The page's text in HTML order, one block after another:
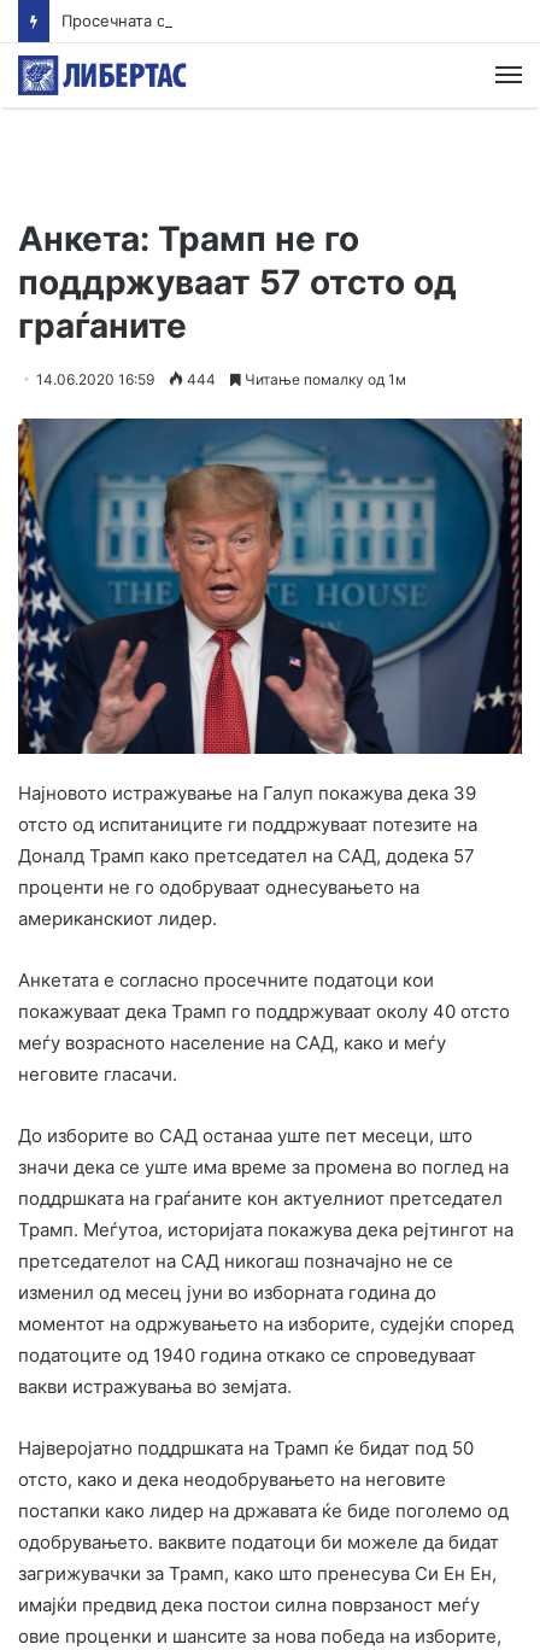
Анкета: Трамп не го
поддржуваат 57 отсто од
граѓаните
14.06.2020 16:59 444 Читање помалку од 1м
Најновото истражување на Галуп покажува дека 39
отсто од испитаниците ги поддржуваат потезите на
Доналд Трамп како претседател на САД, додека 57
проценти не го одобруваат однесувањето на
американскиот лидер.
Анкетата е согласно просечните податоци кои
покажуваат дека Трамп го поддржуваат околу 40 отсто
меѓу возрасното население на САД, како и меѓу
неговите гласачи.
До изборите во САД останаа уште пет месеци, што
значи дека се уште има време за промена во поглед на
поддршката на граѓаните кон актуелниот претседател
Трамп. Меѓутоа, историјата покажува дека рејтингот на
претседателот на САД никогаш позначајно не се
изменил од месец јуни во изборната година до
моментот на одржувањето на изборите, судејќи според
податоците од 1940 година откако се спроведуваат
вакви истражувања во земјата.
Најверојатно поддршката на Трамп ќе бидат под 50
отсто, како и дека неодобрувањето на неговите
постапки како лидер на државата ќе биде поголемо од
одобрувањето. ваквите податоци би можеле да бидат
загрижувачки за Трамп, како што пренесува Си Ен Ен,
имајќи предвид дека постои силна поврзаност меѓу
овие проценки и шансите за нова победа на изборите,